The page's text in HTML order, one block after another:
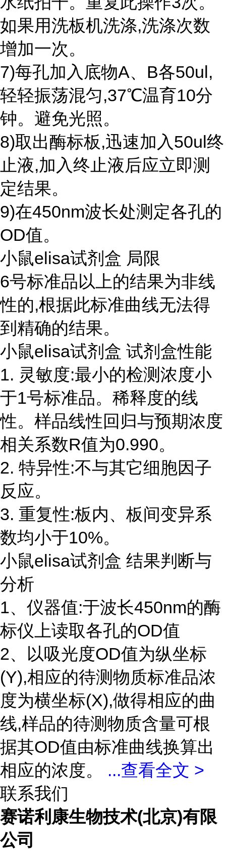
如果用洗板机洗涤,洗涤次数
增加一次。
7)每孔加入底物A、B各50ul,
轻轻振荡混匀,37℃温育10分
钟。避免光照。
8)取出酶标板,迅速加入50ul终
止液,加入终止液后应立即测
定结果。
9)在450nm波长处测定各孔的
OD值。
小鼠elisa试剂盒 局限
6号标准品以上的结果为非线
性的,根据此标准曲线无法得
到精确的结果。
小鼠elisa试剂盒 试剂盒性能
1. 灵敏度:最小的检测浓度小
于1号标准品。稀释度的线
性。样品线性回归与预期浓度
相关系数R值为0.990。
2. 特异性:不与其它细胞因子
反应。
3. 重复性:板内、板间变异系
数均小于10%。
小鼠elisa试剂盒 结果判断与
分析
1、仪器值:于波长450nm的酶
标仪上读取各孔的OD值
2、以吸光度OD值为纵坐标
(Y),相应的待测物质标准品浓
度为横坐标(X),做得相应的曲
线,样品的待测物质含量可根
据其OD值由标准曲线换算出
相应的浓度。 ...查看全文 >
联系我们
赛诺利康生物技术(北京)有限
公司